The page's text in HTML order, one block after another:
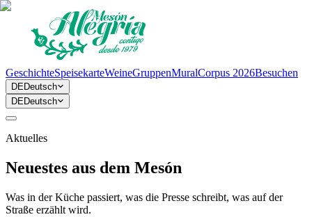
GeschichteSpeisekarteWeineGruppenMuralCorpus 2026Besuchen
DEDeutsch
DEDeutsch
Aktuelles
Neuestes aus dem Mesón
Was in der Küche passiert, was die Presse schreibt, was auf der
Straße erzählt wird.